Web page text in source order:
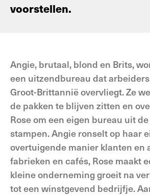
voorstellen.
Angie, brutaal, blond en Brits,
een uitzendbureau dat
Groot-Brittannië overvliegt. Ze
de pakken te blijven zitten en
Rose om een eigen bureau uit
stampen. Angie ronselt op haar
overtuigende manier klanten en
fabrieken en cafés, Rose maakt
kleine onderneming groeit na
tot een winstgevend bedrijfje.